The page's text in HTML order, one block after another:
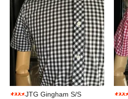
JTG Gingham S/S